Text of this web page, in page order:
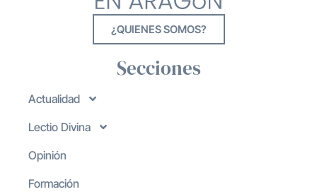
¿QUIENES SOMOS?
Secciones
Actualidad
Lectio Divina
Opinión
Formación